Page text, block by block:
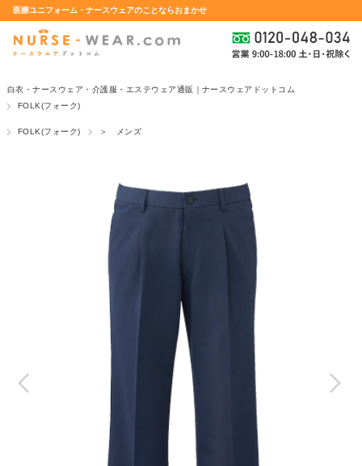
医療ユニフォーム・ナースウェアのことならおまかせ
白衣・ナースウェア・介護服・エステウェア通販｜ナースウェアドットコム
FOLK(フォーク)
FOLK(フォーク) ＞ メンズ